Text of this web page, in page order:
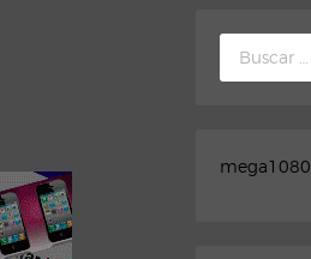
Buscar:
mega1080